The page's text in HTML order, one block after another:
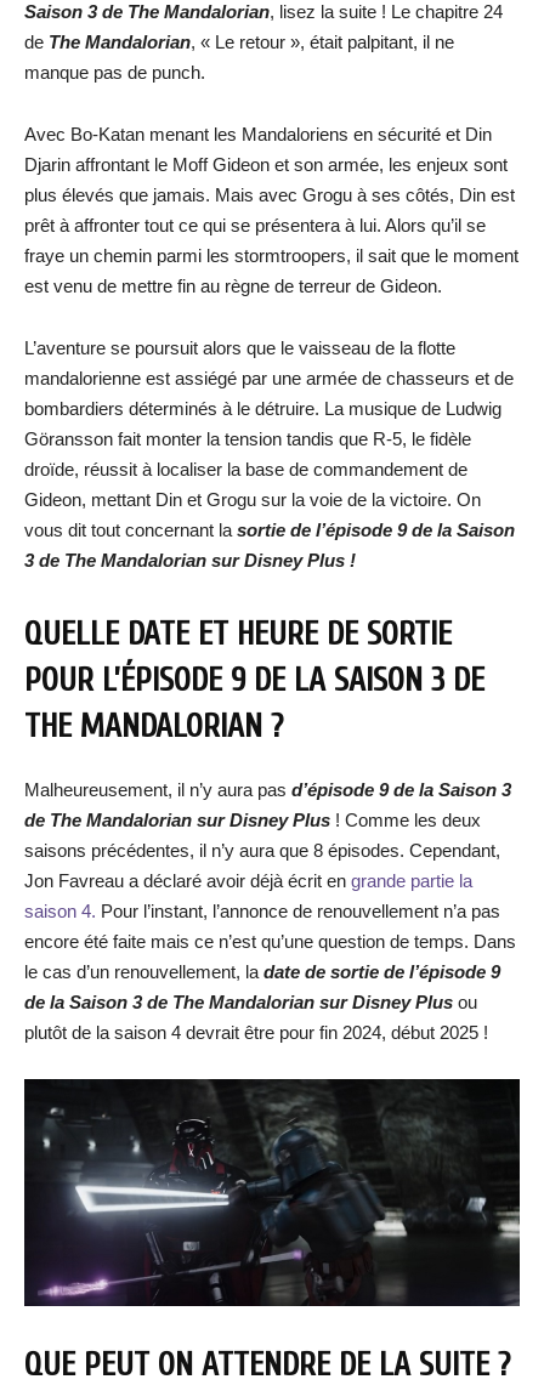
Saison 3 de The Mandalorian, lisez la suite ! Le chapitre 24
de The Mandalorian, « Le retour », était palpitant, il ne
manque pas de punch.
Avec Bo-Katan menant les Mandaloriens en sécurité et Din
Djarin affrontant le Moff Gideon et son armée, les enjeux sont
plus élevés que jamais. Mais avec Grogu à ses côtés, Din est
prêt à affronter tout ce qui se présentera à lui. Alors qu’il se
fraye un chemin parmi les stormtroopers, il sait que le moment
est venu de mettre fin au règne de terreur de Gideon.
L’aventure se poursuit alors que le vaisseau de la flotte
mandalorienne est assiégé par une armée de chasseurs et de
bombardiers déterminés à le détruire. La musique de Ludwig
Göransson fait monter la tension tandis que R-5, le fidèle
droïde, réussit à localiser la base de commandement de
Gideon, mettant Din et Grogu sur la voie de la victoire. On
vous dit tout concernant la sortie de l’épisode 9 de la Saison
3 de The Mandalorian sur Disney Plus !
QUELLE DATE ET HEURE DE SORTIE
POUR L’ÉPISODE 9 DE LA SAISON 3 DE
THE MANDALORIAN ?
Malheureusement, il n’y aura pas d’épisode 9 de la Saison 3
de The Mandalorian sur Disney Plus ! Comme les deux
saisons précédentes, il n’y aura que 8 épisodes. Cependant,
Jon Favreau a déclaré avoir déjà écrit en grande partie la
saison 4. Pour l’instant, l’annonce de renouvellement n’a pas
encore été faite mais ce n’est qu’une question de temps. Dans
le cas d’un renouvellement, la date de sortie de l’épisode 9
de la Saison 3 de The Mandalorian sur Disney Plus ou
plutôt de la saison 4 devrait être pour fin 2024, début 2025 !
QUE PEUT ON ATTENDRE DE LA SUITE ?